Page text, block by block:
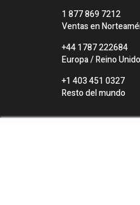
1 877 869 7212
Ventas en
+44 1787 222684
Europa / Reino Unido
+1 403 451 0327
Resto del mundo